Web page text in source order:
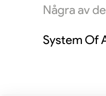
Några av
System Of